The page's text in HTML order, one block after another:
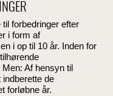
forbedringer efter
i form af
i op til 10 år. Inden for
Af hensyn til
de
forløbne år.